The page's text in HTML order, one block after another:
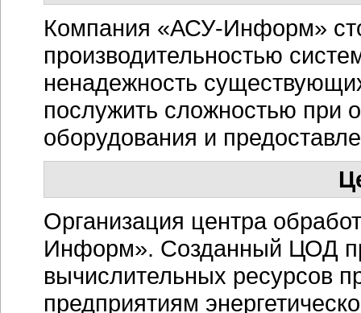
Компания «АСУ-Информ»
производительностью
ненадежность
послужить сложностью при
оборудования и
Организация центра
Информ». Созданный ЦОД
вычислительных ресурсов
предприятиям